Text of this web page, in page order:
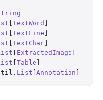
TextWord
TextLine
TextChar
ExtractedImage
Table
List Annotation